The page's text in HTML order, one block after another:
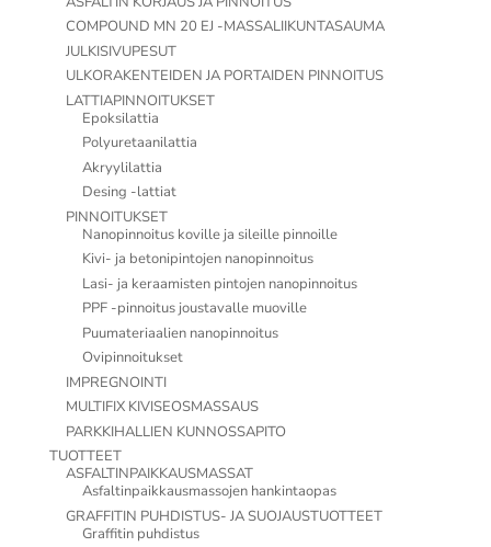
COMPOUND MN 20 EJ -MASSALIIKUNTASAUMA
JULKISIVUPESUT
ULKORAKENTEIDEN JA PORTAIDEN PINNOITUS
LATTIAPINNOITUKSET
Epoksilattia
Polyuretaanilattia
Akryylilattia
Desing -lattiat
PINNOITUKSET
Nanopinnoitus koville ja sileille pinnoille
Kivi- ja betonipintojen nanopinnoitus
Lasi- ja keraamisten pintojen nanopinnoitus
PPF -pinnoitus joustavalle muoville
Puumateriaalien nanopinnoitus
Ovipinnoitukset
IMPREGNOINTI
MULTIFIX KIVISEOSMASSAUS
PARKKIHALLIEN KUNNOSSAPITO
TUOTTEET
ASFALTINPAIKKAUSMASSAT
Asfaltinpaikkausmassojen hankintaopas
GRAFFITIN PUHDISTUS- JA SUOJAUSTUOTTEET
Graffitin puhdistus